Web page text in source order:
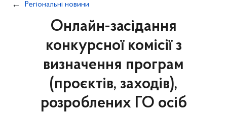
Регіональні новини
Онлайн-засідання
конкурсної комісії з
визначення програм
(проєктів, заходів),
розроблених ГО осіб